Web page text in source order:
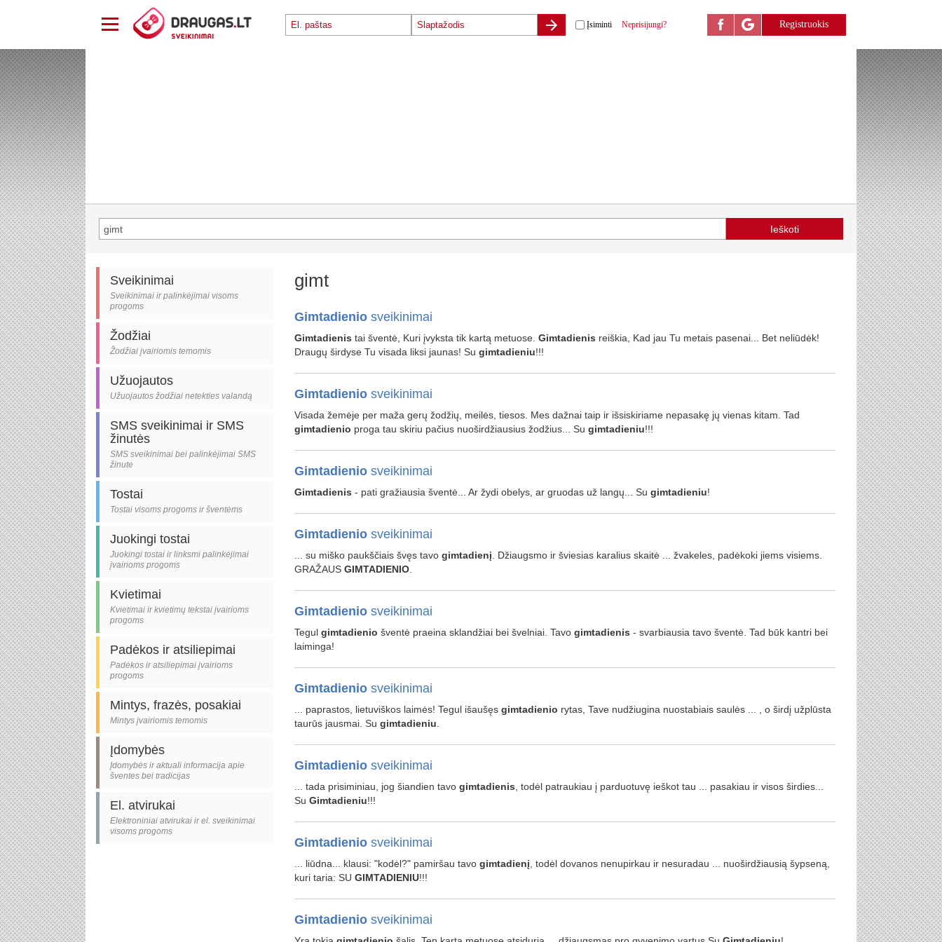
Įsiminti Neprisijungi? Registruokis
Sveikinimai
Sveikinimai ir palinkėjimai visoms
progoms
Žodžiai
Žodžiai įvairiomis temomis
Užuojautos
Užuojautos žodžiai netekties valandą
SMS sveikinimai ir SMS
žinutės
SMS sveikinimai bei palinkėjimai SMS
žinute
Tostai
Tostai visoms progoms ir šventėms
Juokingi tostai
Juokingi tostai ir linksmi palinkėjimai
įvairioms progoms
Kvietimai
Kvietimai ir kvietimų tekstai įvairioms
progoms
Padėkos ir atsiliepimai
Padėkos ir atsiliepimai įvairioms
progoms
Mintys, frazės, posakiai
Mintys įvairiomis temomis
Įdomybės
Įdomybės ir aktuali informacija apie
šventes bei tradicijas
El. atvirukai
Elektroniniai atvirukai ir el. sveikinimai
visoms progoms
gimt
Gimtadieniosveikinimai
Gimtadienis tai šventė, Kuri įvyksta tik kartą metuose. Gimtadienis reiškia, Kad jau Tu metais pasenai... Bet neliūdėk!
Draugų širdyse Tu visada liksi jaunas! Su gimtadieniu!!!
Gimtadieniosveikinimai
Visada žemėje per maža gerų žodžių, meilės, tiesos. Mes dažnai taip ir išsiskiriame nepasakę jų vienas kitam. Tad
gimtadienio proga tau skiriu pačius nuoširdžiausius žodžius... Su gimtadieniu!!!
Gimtadieniosveikinimai
Gimtadienis - pati gražiausia šventė... Ar žydi obelys, ar gruodas už langų... Su gimtadieniu!
Gimtadieniosveikinimai
... su miško paukščiais švęs tavo gimtadienį . Džiaugsmo ir šviesias karalius skaitė ... žvakeles, padėkoki jiems visiems.
GRAŽAUS GIMTADIENIO.
Gimtadieniosveikinimai
Tegul gimtadienio šventė praeina sklandžiai bei švelniai. Tavo gimtadienis - svarbiausia tavo šventė. Tad būk kantri bei
laiminga!
Gimtadieniosveikinimai
... paprastos, lietuviškos laimės! Tegul išaušęs gimtadienio rytas, Tave nudžiugina nuostabiais saulės ... , o širdį užplūsta
taurūs jausmai. Su gimtadieniu
Gimtadieniosveikinimai
... tada prisiminiau, jog šiandien tavo gimtadienis , todėl patraukiau į parduotuvę ieškot tau ... pasakiau ir visos širdies...
Su Gimtadieniu!!!
Gimtadieniosveikinimai
... liūdna... klausi: "kodėl?" pamiršau tavo gimtadienį , todėl dovanos nenupirkau ir nesuradau ... nuoširdžiausią šypseną,
kuri taria: SU GIMTADIENIU!!!
Gimtadieniosveikinimai